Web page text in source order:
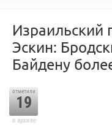
Израильский
Эскин:
Байдену
отметили
19
в архиве